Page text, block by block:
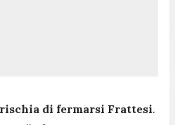
rischia di fermarsi Frattesi.